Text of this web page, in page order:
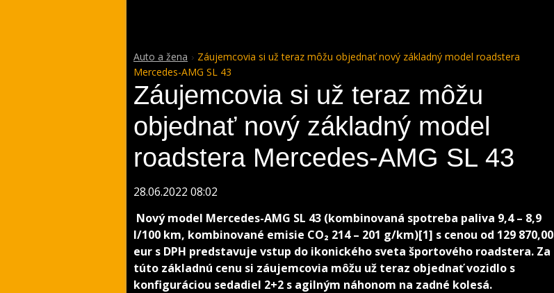
Auto a žena
Záujemcovia si už teraz môžu objednať nový základný model roadstera
Mercedes-AMG SL 43
Záujemcovia si už teraz môžu
objednať nový základný model
roadstera Mercedes-AMG SL 43
28.06.2022 08:02
Nový model Mercedes-AMG SL 43 (kombinovaná spotreba paliva 9,4 – 8,9
l/100 km, kombinované emisie CO₂ 214 – 201 g/km)[1] s cenou od 129 870,00
eur s DPH predstavuje vstup do ikonického sveta športového roadstera. Za
túto základnú cenu si záujemcovia môžu už teraz objednať vozidlo s
konfiguráciou sedadiel 2+2 s agilným náhonom na zadné kolesá.